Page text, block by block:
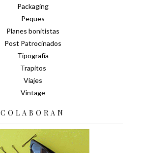
Packaging
Peques
Planes bonitistas
Post Patrocinados
Tipografía
Trapitos
Viajes
Vintage
COLABORAN